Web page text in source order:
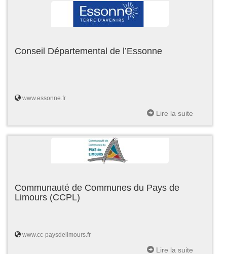
Conseil Départemental de l’Essonne
www.essonne.fr
Lire la suite
Communauté de Communes du Pays de
Limours (CCPL)
www.cc-paysdelimours.fr
Lire la suite